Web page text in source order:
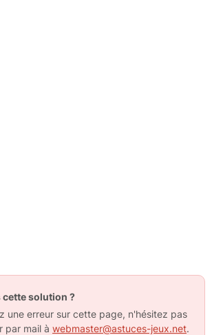
cette solution ?
une erreur sur cette page, n'hésitez pas
par mail à webmaster@astuces-jeux.net.